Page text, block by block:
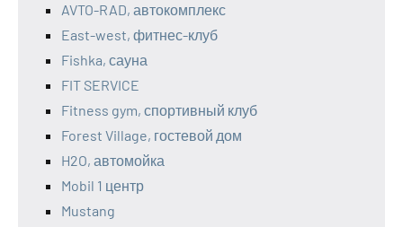
AVTO-RAD, автокомплекс
East-west, фитнес-клуб
Fishka, сауна
FIT SERVICE
Fitness gym, спортивный клуб
Forest Village, гостевой дом
H2O, автомойка
Mobil 1 центр
Mustang